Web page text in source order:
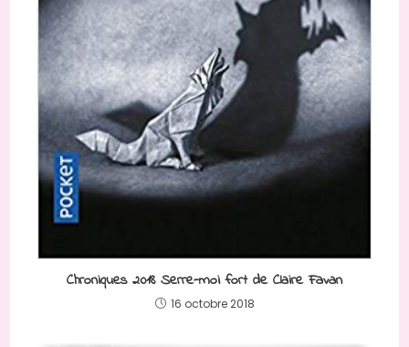
Chroniques 2018 Serre-moi fort de Claire Favan
16 octobre 2018